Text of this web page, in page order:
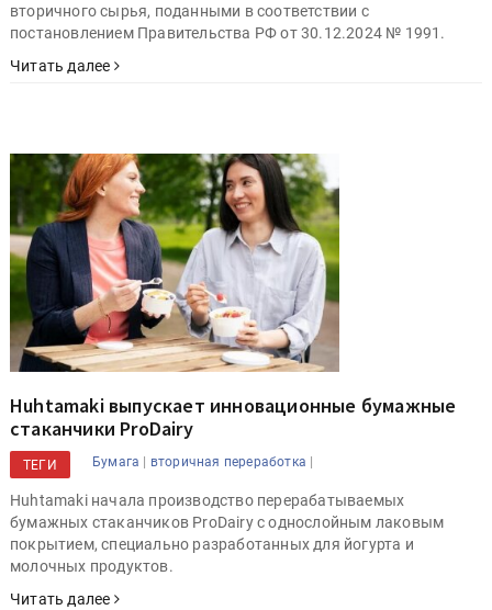
вторичного сырья, поданными в соответствии с
постановлением Правительства РФ от 30.12.2024 № 1991.
Читать далее
Huhtamaki выпускает инновационные бумажные
стаканчики ProDairy
ТЕГИ Бумага | вторичная переработка |
Huhtamaki начала производство перерабатываемых
бумажных стаканчиков ProDairy с однослойным лаковым
покрытием, специально разработанных для йогурта и
молочных продуктов.
Читать далее